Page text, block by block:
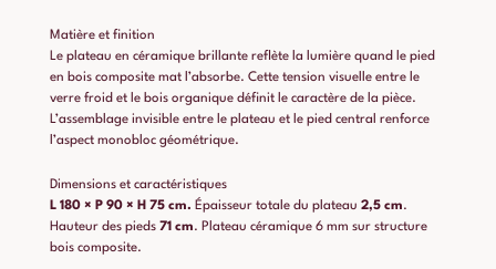
Matière et finition
Le plateau en céramique brillante reflète la lumière quand le pied
en bois composite mat l’absorbe. Cette tension visuelle entre le
verre froid et le bois organique définit le caractère de la pièce.
L’assemblage invisible entre le plateau et le pied central renforce
l’aspect monobloc géométrique.
Dimensions et caractéristiques
L 180 × P 90 × H 75 cm. Épaisseur totale du plateau 2,5 cm.
Hauteur des pieds 71 cm. Plateau céramique 6 mm sur structure
bois composite.